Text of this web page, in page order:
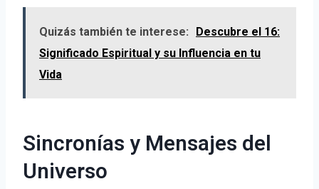
Quizás también te interese:
Descubre el 16:
Significado Espiritual y su Influencia en tu
Vida
Sincronías y Mensajes del
Universo